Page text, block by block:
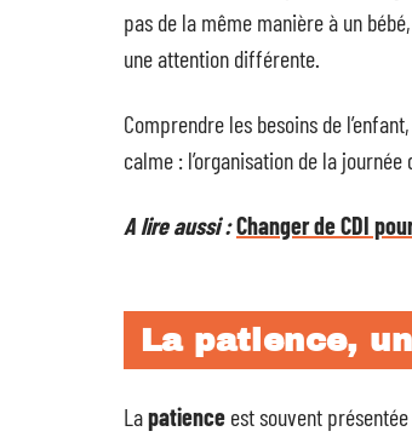
pas de la même manière à un
une attention différente.
Comprendre les besoins de
calme : l’organisation de la
A lire aussi :Changer de CDI
La patience,
Lapatience est souvent